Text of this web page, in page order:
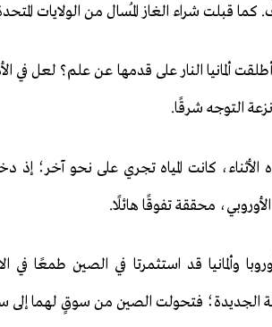
كما قبلت شراء الغاز المُسال من الولايات
ألمانيا النار على قدمها عن علم؟ لعل في
التوجه شرقًا.
الأثناء، كانت المياه تجري على نحو آخر؛ إذ
الأوروبي، محققة تفوقًا هائلًا.
وألمانيا قد استثمرتا في الصين طمعًا
الجديدة؛ فتحولت الصين من سوقٍ لهما إلى